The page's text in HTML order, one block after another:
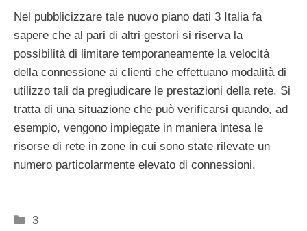
Nel pubblicizzare tale nuovo piano dati 3 Italia fa
sapere che al pari di altri gestori si riserva la
possibilità di limitare temporaneamente la velocità
della connessione ai clienti che effettuano modalità di
utilizzo tali da pregiudicare le prestazioni della rete. Si
tratta di una situazione che può verificarsi quando, ad
esempio, vengono impiegate in maniera intesa le
risorse di rete in zone in cui sono state rilevate un
numero particolarmente elevato di connessioni.
Categorie
3